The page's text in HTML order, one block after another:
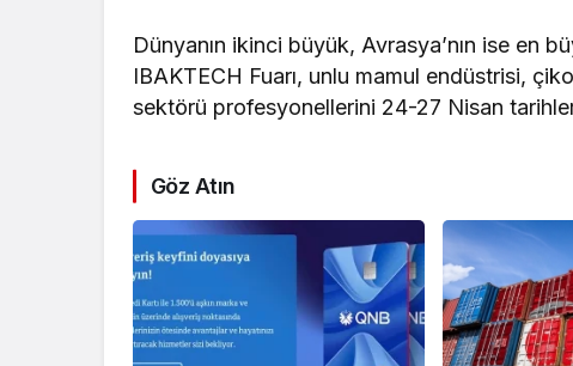
Dünyanın ikinci büyük, Avrasya’nın ise en
IBAKTECH Fuarı, unlu mamul endüstrisi,
sektörü profesyonellerini 24-27 Nisan
Göz Atın